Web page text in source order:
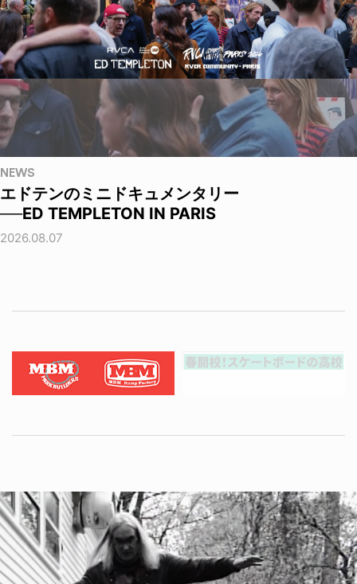
NEWS
エドテンのミニドキュメンタリー
──ED TEMPLETON IN PARIS
2026.08.07